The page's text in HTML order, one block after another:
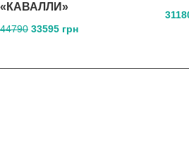
«КАВАЛЛИ»
44790 33595 грн